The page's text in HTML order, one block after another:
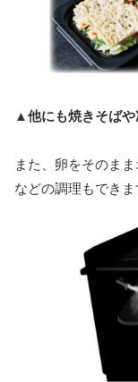
▲他にも焼きそばや
また、卵をそのま
などの調理もできま